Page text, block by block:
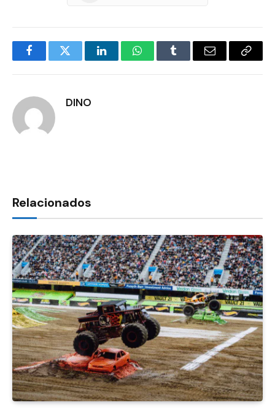
FacebookTwitter LinkedInWhatsAppTumblr E-
Copiar
DINO
Relacionados